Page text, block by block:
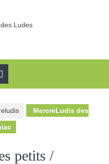
MercreLudis des
petits /